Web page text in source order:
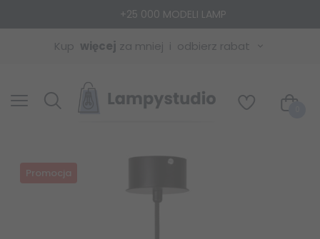
+25 000 MODELI LAMP
Kup więcej za mniej odbierz rabat
Promocja